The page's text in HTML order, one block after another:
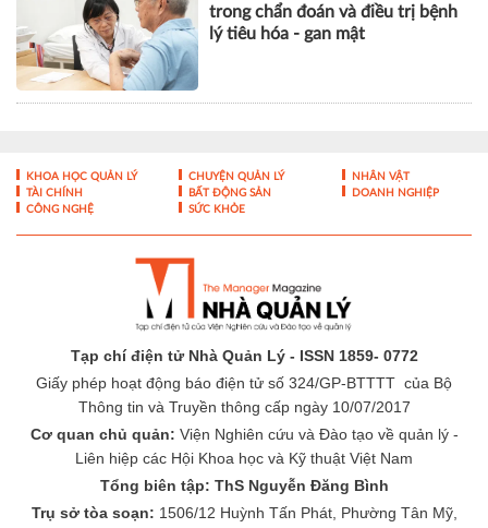
trong chẩn đoán và điều trị bệnh
lý tiêu hóa - gan mật
KHOA HỌC QUẢN LÝ CHUYỆN QUẢN LÝ
NHÂN VẬT
TÀI CHÍNH
BẤT ĐỘNG SẢN
DOANH NGHIỆP
CÔNG NGHỆ
SỨC KHỎE
Tạp chí điện tử Nhà Quản Lý - ISSN 1859- 0772
Giấy phép hoạt động báo điện tử số 324/GP-BTTTT của Bộ
Thông tin và Truyền thông cấp ngày 10/07/2017
Cơ quan chủ quản: Viện Nghiên cứu và Đào tạo về quản lý -
Liên hiệp các Hội Khoa học và Kỹ thuật Việt Nam
Tổng biên tập: ThS Nguyễn Đăng Bình
Trụ sở tòa soạn: 1506/12 Huỳnh Tấn Phát, Phường Tân Mỹ,